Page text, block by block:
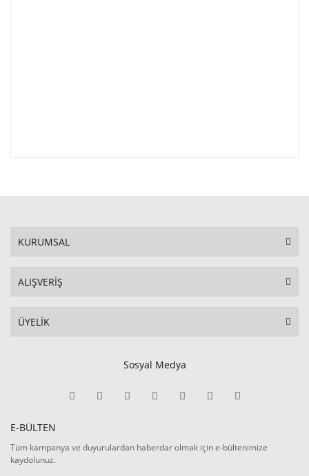
KURUMSAL
ALIŞVERİŞ
ÜYELİK
Sosyal Medya
E-BÜLTEN
Tüm kampanya ve duyurulardan haberdar olmak için e-bültenimize
kaydolunuz.